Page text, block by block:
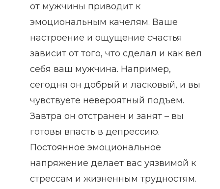
от мужчины приводит к
эмоциональным качелям. Ваше
настроение и ощущение счастья
зависит от того, что сделал и как вел
себя ваш мужчина. Например,
сегодня он добрый и ласковый, и вы
чувствуете невероятный подъем.
Завтра он отстранен и занят – вы
готовы впасть в депрессию.
Постоянное эмоциональное
напряжение делает вас уязвимой к
стрессам и жизненным трудностям.